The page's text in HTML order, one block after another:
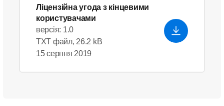
Ліцензійна угода з кінцевими
користувачами
версія: 1.0
TXT файл, 26.2 kB
15 серпня 2019